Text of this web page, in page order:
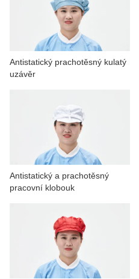
PŘIZPŮSOBENÍ
ZPRÁVY
KONTAKTUJTE NÁS
Antistatický prachotěsný kulatý
uzávěr
Antistatický a prachotěsný
pracovní klobouk